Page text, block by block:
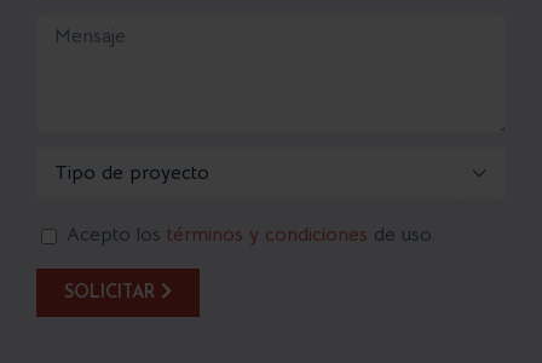

Acepto los términos y condiciones de uso.
SOLICITAR